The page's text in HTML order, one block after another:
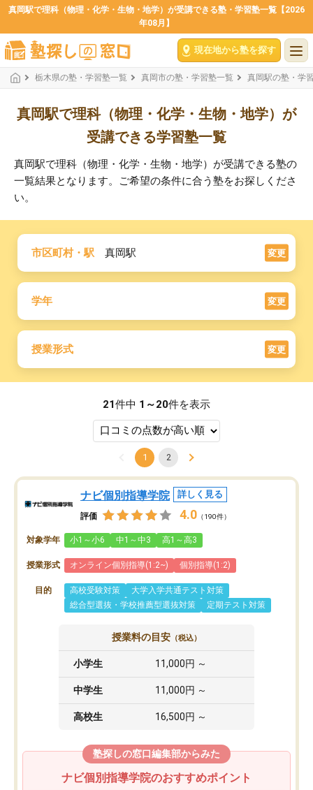
真岡駅で理科（物理・化学・生物・地学）が受講できる塾・学習塾一覧【2026
年08月】
現在地から塾を探す
栃木県の塾・学習塾一覧 真岡市の塾・学習塾一覧 真岡駅の塾・学
真岡駅で理科（物理・化学・生物・地学）が
受講できる学習塾一覧
真岡駅で理科（物理・化学・生物・地学）が受講できる塾の
一覧結果となります。ご希望の条件に合う塾をお探しくださ
い。
市区町村・駅 真岡駅 変更
学年 変更
授業形式 変更
21件中 1～20件を表示
1 2
ナビ個別指導学院 詳しく見る
評価 4.0 （190件）
対象学年 小1～小6 中1～中3 高1～高3
授業形式 オンライン個別指導(1:2~) 個別指導(1:2)
目的 高校受験対策
大学入学共通テスト対策
総合型選抜・学校推薦型選抜対策
定期テスト対策
授業料の目安 （税込）
小学生 11,000円 ～
中学生 11,000円 ～
高校生 16,500円 ～
塾探しの窓口編集部からみた
ナビ個別指導学院のおすすめポイント